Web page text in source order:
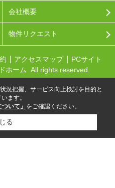
会社概要
物件リクエスト
アクセスマップ
PCサイト
ホーム All rights reserved.
況把握、サービス向上検討を目的と
ます。
いて」 をご確認ください。
る